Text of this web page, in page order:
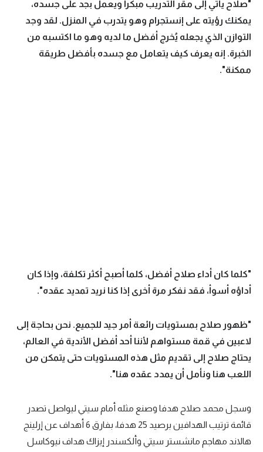
"صلاح يأتي إلى مقر التدريب مبكرا ويعمل بجد على جسده،
يمكنك رؤيته على إنستجرام وهو يتدرب في المنزل. لقد وجد
التوازن الذي يجعله يُخرج أفضل ما لديه وهو ما اكتسبه من
الخبرة. إنه يعرف كيف يتعامل مع جسده بأفضل طريقة
ممكنة".
"كلما كان أداء صلاح أفضل، كلما أصبح أكثر تكلفة، وإذا كان
أداؤه أسوأ، فقد نفكر مرة أخرى إذا كنا نريد تمديد عقده".
"ظهور صلاح بمستويات رائعة أمر جيد للجميع. نحن بحاجة إلى
لاعبين في قمة مستواهم لأننا أحد أفضل الأندية في العالم،
يحتاج صلاح إلى تقديم مثل هذه المستويات حتى يتمكن من
اللعب هنا ونأمل أن يمدد عقده هنا".
وسجل محمد صلاح هدفا وصنع مثله أمام سيتي ليواصل تصدر
قائمة ترتيب الهدافين برصيد 25 هدفا، بفارق 6 أهداف عن إرلينج
هالاند مهاجم مانشستر سيتي وألكسندر إيزاك هداف نيوكاسل